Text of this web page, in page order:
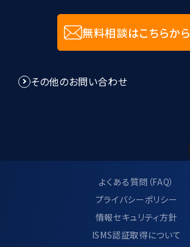
無料相談はこちらから
その他のお問い合わせ
よくある質問（FAQ）
プライバシーポリシー
情報セキュリティ方針
ISMS認証取得について